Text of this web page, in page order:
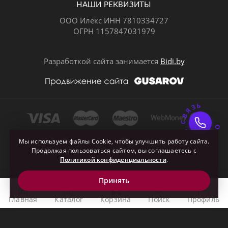
НАШИ РЕКВИЗИТЫ
ООО Илекс ИНН 7810334727
ОГРН 1157847031979
Разработкой сайта занимается Bidi.by
Мы используем файлы Cookie, чтобы улучшить работу сайта.
Продолжая пользоваться сайтом, вы соглашаетесь с
Политикой конфиденциальности.
Принять
Главная
Каталог Корзина Поиск Профиль
Почта ОБРАТНАЯ СВЯЗЬ